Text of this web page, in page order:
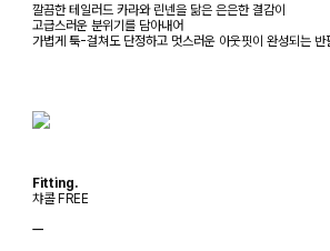
깔끔한 테일러드 카라와 린넨을 닮은 은은한 결감이
고급스러운 분위기를 담아내어
가볍게 툭-걸쳐도 단정하고 멋스러운 아웃핏이 완성되는 반
Fitting.
챠콜 FREE
ㅡ